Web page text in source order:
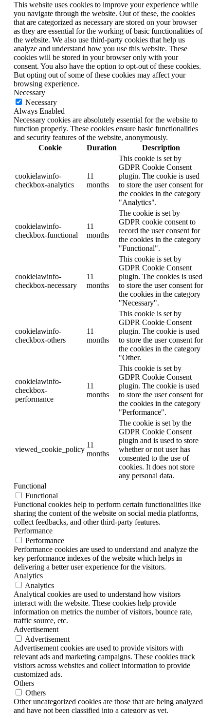
This website uses cookies to improve your experience while
you navigate through the website. Out of these, the cookies
that are categorized as necessary are stored on your browser
as they are essential for the working of basic functionalities of
the website. We also use third-party cookies that help us
analyze and understand how you use this website. These
cookies will be stored in your browser only with your
consent. You also have the option to opt-out of these cookies.
But opting out of some of these cookies may affect your
browsing experience.
Necessary
Necessary
Always Enabled
Necessary cookies are absolutely essential for the website to
function properly. These cookies ensure basic functionalities
and security features of the website, anonymously.
Cookie
Duration Description
cookielawinfo-
checkbox-analytics
11
months
This cookie is set by
GDPR Cookie Consent
plugin. The cookie is used
to store the user consent for
the cookies in the category
"Analytics".
cookielawinfo-
checkbox-functional
11
months
The cookie is set by
GDPR cookie consent to
record the user consent for
the cookies in the category
"Functional".
cookielawinfo-
checkbox-necessary
11
months
This cookie is set by
GDPR Cookie Consent
plugin. The cookies is used
to store the user consent for
the cookies in the category
"Necessary".
cookielawinfo-
checkbox-others
11
months
This cookie is set by
GDPR Cookie Consent
plugin. The cookie is used
to store the user consent for
the cookies in the category
"Other.
cookielawinfo-
checkbox-
performance
11
months
This cookie is set by
GDPR Cookie Consent
plugin. The cookie is used
to store the user consent for
the cookies in the category
"Performance".
viewed_cookie_policy
11
months
The cookie is set by the
GDPR Cookie Consent
plugin and is used to store
whether or not user has
consented to the use of
cookies. It does not store
any personal data.
Functional
Functional
Functional cookies help to perform certain functionalities like
sharing the content of the website on social media platforms,
collect feedbacks, and other third-party features.
Performance
Performance
Performance cookies are used to understand and analyze the
key performance indexes of the website which helps in
delivering a better user experience for the visitors.
Analytics
Analytics
Analytical cookies are used to understand how visitors
interact with the website. These cookies help provide
information on metrics the number of visitors, bounce rate,
traffic source, etc.
Advertisement
Advertisement
Advertisement cookies are used to provide visitors with
relevant ads and marketing campaigns. These cookies track
visitors across websites and collect information to provide
customized ads.
Others
Others
Other uncategorized cookies are those that are being analyzed
and have not been classified into a category as yet.